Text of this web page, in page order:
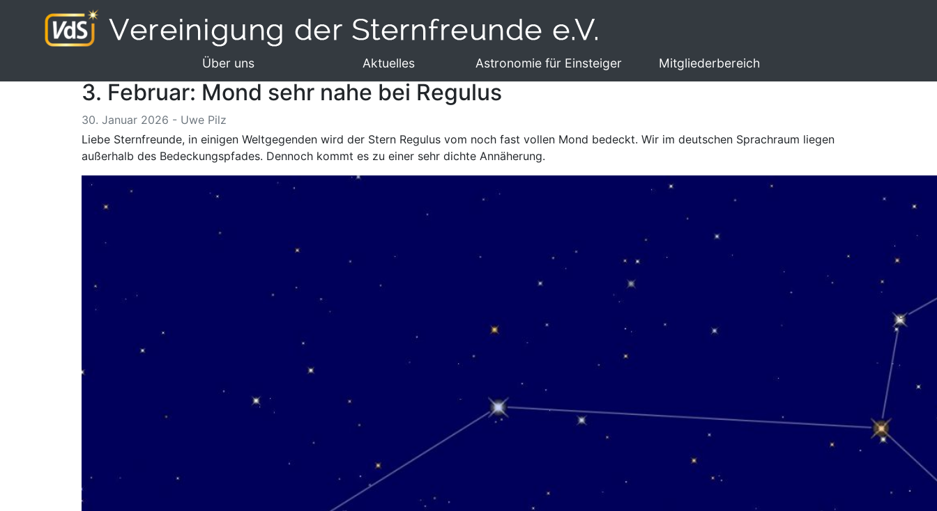
Über uns Aktuelles Astronomie für Einsteiger Mitgliederbereich
3. Februar: Mond sehr nahe bei Regulus
30. Januar 2026 - Uwe Pilz
Liebe Sternfreunde, in einigen Weltgegenden wird der Stern Regulus vom noch fast vollen Mond bedeckt. Wir im deutschen Sprachraum liegen
außerhalb des Bedeckungspfades. Dennoch kommt es zu einer sehr dichte Annäherung.